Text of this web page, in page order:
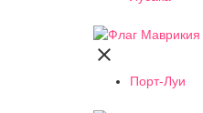

Порт-Луи